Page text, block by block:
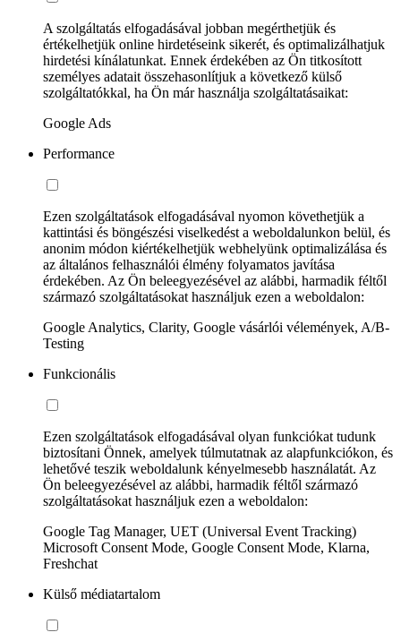
A szolgáltatás elfogadásával jobban megérthetjük és
értékelhetjük online hirdetéseink sikerét, és optimalizálhatjuk
hirdetési kínálatunkat. Ennek érdekében az Ön titkosított
személyes adatait összehasonlítjuk a következő külső
szolgáltatókkal, ha Ön már használja szolgáltatásaikat:
Google Ads
Performance
Ezen szolgáltatások elfogadásával nyomon követhetjük a
kattintási és böngészési viselkedést a weboldalunkon belül, és
anonim módon kiértékelhetjük webhelyünk optimalizálása és
az általános felhasználói élmény folyamatos javítása
érdekében. Az Ön beleegyezésével az alábbi, harmadik féltől
származó szolgáltatásokat használjuk ezen a weboldalon:
Google Analytics, Clarity, Google vásárlói vélemények, A/B-
Testing
Funkcionális
Ezen szolgáltatások elfogadásával olyan funkciókat tudunk
biztosítani Önnek, amelyek túlmutatnak az alapfunkciókon, és
lehetővé teszik weboldalunk kényelmesebb használatát. Az
Ön beleegyezésével az alábbi, harmadik féltől származó
szolgáltatásokat használjuk ezen a weboldalon:
Google Tag Manager, UET (Universal Event Tracking)
Microsoft Consent Mode, Google Consent Mode, Klarna,
Freshchat
Külső médiatartalom